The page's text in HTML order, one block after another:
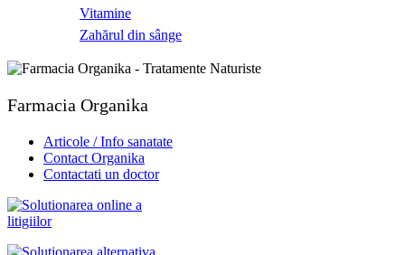
Vitamine
Zahărul din sânge
Farmacia Organika
Articole / Info sanatate
Contact Organika
Contactati un doctor